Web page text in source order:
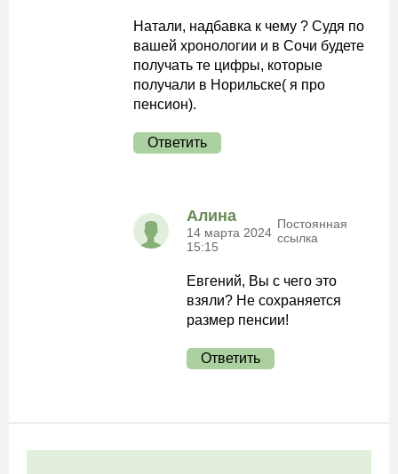
Натали, надбавка к чему ? Судя по
вашей хронологии и в Сочи будете
получать те цифры, которые
получали в Норильске( я про
пенсион).
Ответить
Алина
14 марта 2024
15:15
Постоянная
ссылка
Евгений, Вы с чего это
взяли? Не сохраняется
размер пенсии!
Ответить